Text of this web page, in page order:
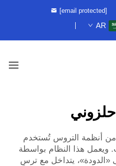
[email protected]
AR
أنظمة التروس تُستخدم
ويعمل هذا النظام بواسطة
يتداخل مع ترس